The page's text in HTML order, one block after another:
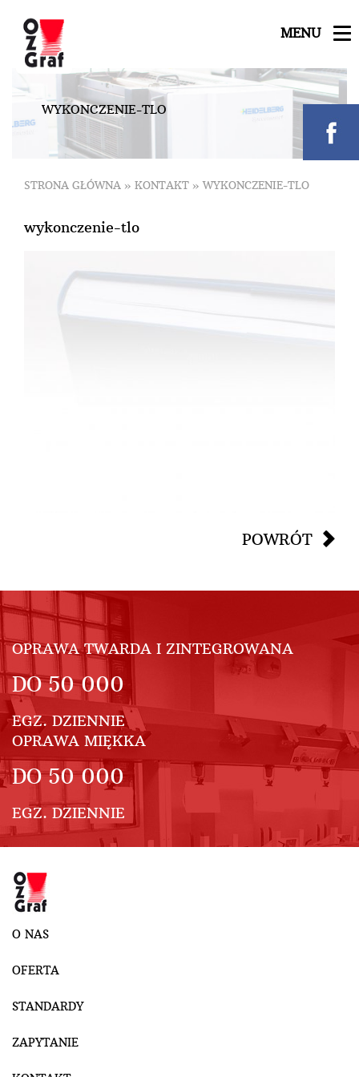
MENU
WYKONCZENIE-TLO
STRONA GŁÓWNA » KONTAKT »WYKONCZENIE-TLO
wykonczenie-tlo
POWRÓT
OPRAWA TWARDA I ZINTEGROWANA
DO50 000
EGZ. DZIENNIE
OPRAWA MIĘKKA
DO50 000
EGZ. DZIENNIE
O NAS
OFERTA
STANDARDY
ZAPYTANIE